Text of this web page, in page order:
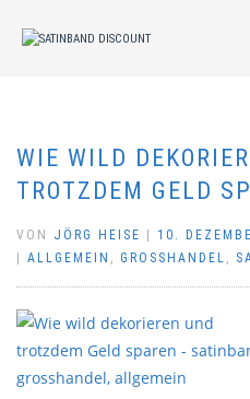
WIE WILD
TROTZDEM GELD
VON JÖRG HEISE 10.
ALLGEMEIN , GROSSHANDEL ,